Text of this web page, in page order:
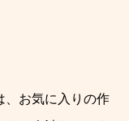
、お気に入りの作